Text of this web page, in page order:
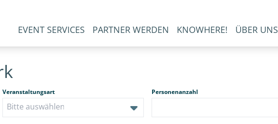
EVENT SERVICES PARTNER WERDEN KNOWHERE! ÜBER UNS
Veranstaltungsart Personenanzahl